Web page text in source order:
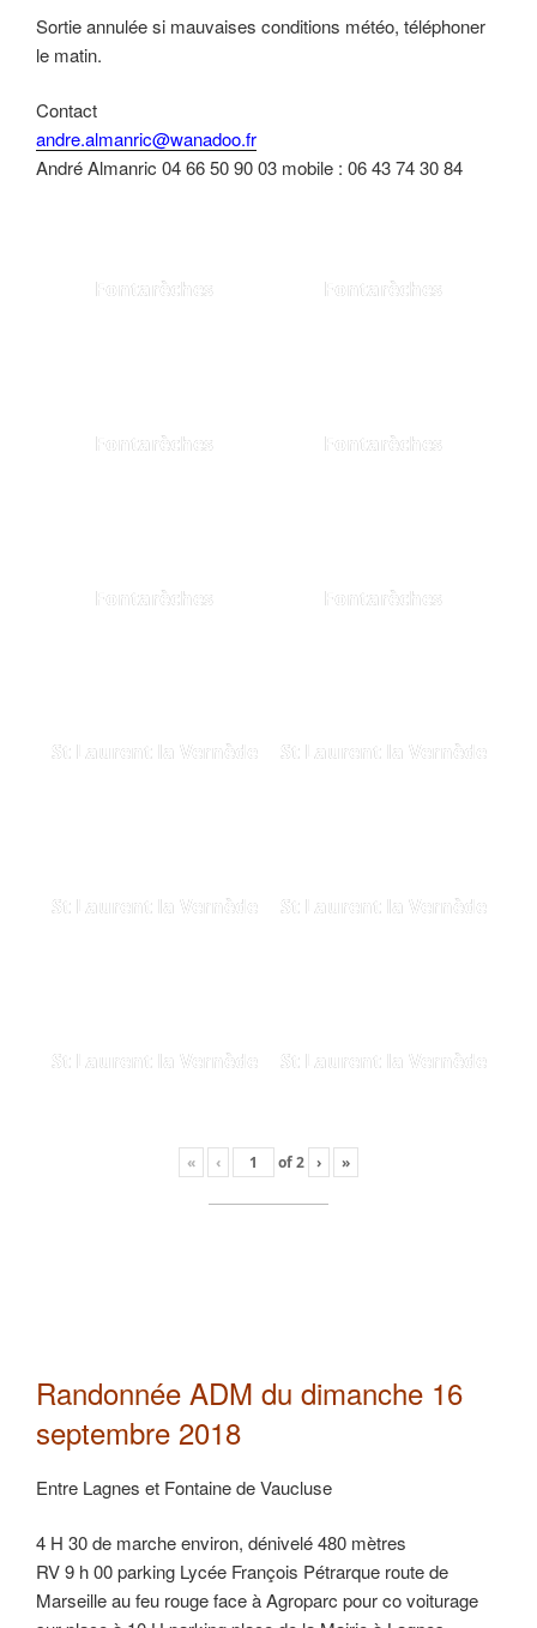
Sortie annulée si mauvaises conditions météo, téléphoner
le matin.
Contact
andre.almanric@wanadoo.fr
André Almanric 04 66 50 90 03 mobile : 06 43 74 30 84
Fontarèches Fontarèches
Fontarèches Fontarèches
Fontarèches Fontarèches
St Laurent la Vernède St Laurent la Vernède
St Laurent la Vernède St Laurent la Vernède
St Laurent la Vernède St Laurent la Vernède
« ‹ of2 › »
Randonnée ADM du dimanche 16
septembre 2018
Entre Lagnes et Fontaine de Vaucluse
4 H 30 de marche environ, dénivelé 480 mètres
RV 9 h 00 parking Lycée François Pétrarque route de
Marseille au feu rouge face à Agroparc pour co voiturage